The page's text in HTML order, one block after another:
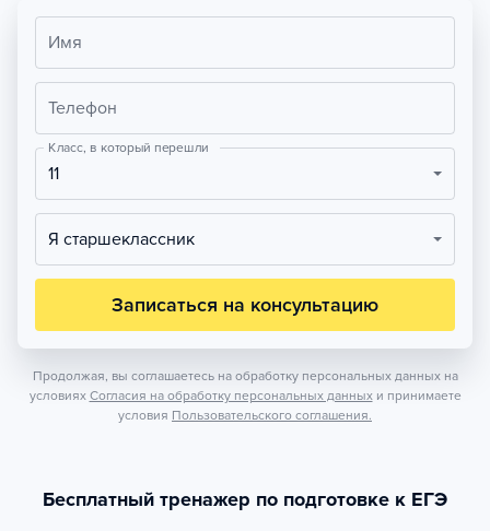
Имя
Телефон
Класс, в который перешли
11
Я старшеклассник
Записаться на консультацию
Продолжая, вы соглашаетесь на обработку персональных данных на
условиях Согласия на обработку персональных данных и принимаете
условия Пользовательского соглашения.
Бесплатный тренажер по подготовке к ЕГЭ